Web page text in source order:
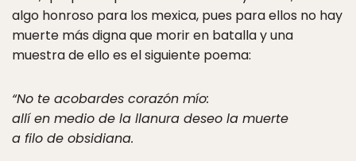
algo honroso para los mexica, pues para ellos no hay
muerte más digna que morir en batalla y una
muestra de ello es el siguiente poema:
“No te acobardes corazón mío:
allí en medio de la llanura deseo la muerte
a filo de obsidiana.